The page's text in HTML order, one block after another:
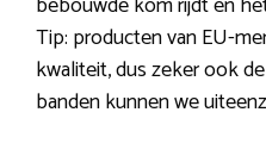
Tip: producten van EU-
kwaliteit, dus zeker ook
banden kunnen we